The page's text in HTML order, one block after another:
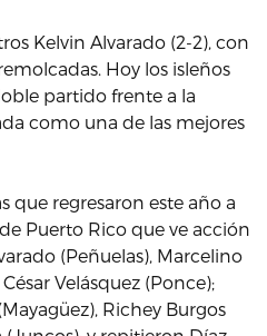
Kelvin Alvarado (2-2), con
Hoy los isleños
partido frente a la
como una de las mejores
que regresaron este año a
Puerto Rico que ve acción
(Peñuelas), Marcelino
Velásquez (Ponce);
Richey Burgos